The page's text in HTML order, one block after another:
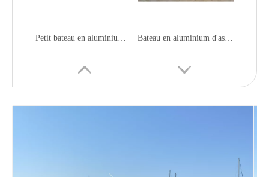
Petit bateau en aluminium de remorques de peinture de bruit Bateau en aluminium d'ascenseurs à fond plat de console centrale